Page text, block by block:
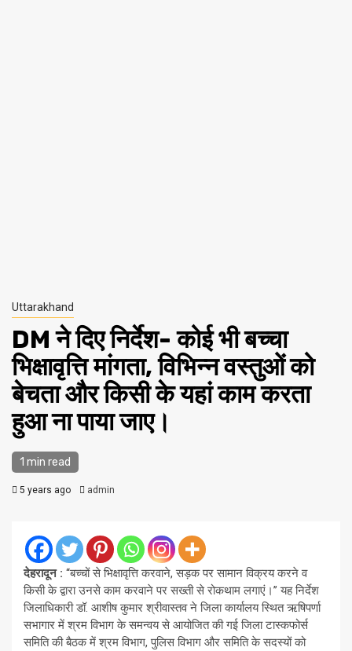
Uttarakhand
DM ने दिए निर्देश- कोई भी बच्चा
भिक्षावृत्ति मांगता, विभिन्न वस्तुओं को
बेचता और किसी के यहां काम करता
हुआ ना पाया जाए।
1 min read
5 years ago admin
देहरादून : ‘‘बच्चों से भिक्षावृत्ति करवाने, सड़क पर सामान विक्रय करने व
किसी के द्वारा उनसे काम करवाने पर सख्ती से रोकथाम लगाएं।’’ यह निर्देश
जिलाधिकारी डॉ. आशीष कुमार श्रीवास्तव ने जिला कार्यालय स्थित ऋषिपर्णा
सभागार में श्रम विभाग के समन्वय से आयोजित की गई जिला टास्कफोर्स
समिति की बैठक में श्रम विभाग, पुलिस विभाग और समिति के सदस्यों को